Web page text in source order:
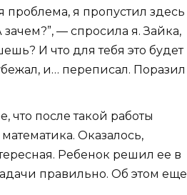
я пропустил здесь
— спросила я. Зайка,
И что для тебя это будет
и… переписал. Поразил
что после такой работы
Оказалось,
Ребенок решил ее в
правильно. Об этом еще